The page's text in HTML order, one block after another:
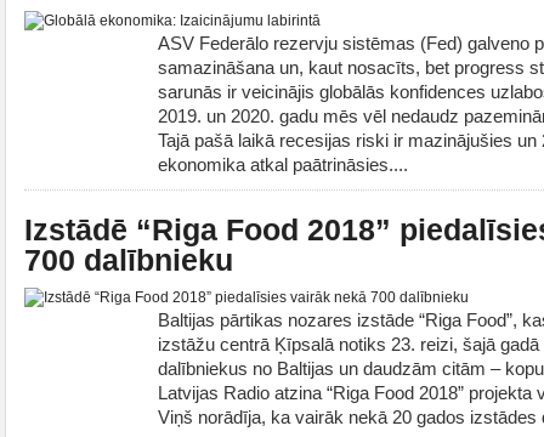
ASV Federālo rezervju sistēmas (Fed) galveno
samazināšana un, kaut nosacīts, bet progress
sarunās ir veicinājis globālās konfidences
2019. un 2020. gadu mēs vēl nedaudz
Tajā pašā laikā recesijas riski ir mazinājušies un
ekonomika atkal paātrināsies....
Izstādē “Riga Food 2018”
700 dalībnieku
Baltijas pārtikas nozares izstāde “Riga Food”,
izstāžu centrā Ķīpsalā notiks 23. reizi, šajā
dalībniekus no Baltijas un daudzām citām –
Latvijas Radio atzina “Riga Food 2018”
Viņš norādīja, ka vairāk nekā 20 gados